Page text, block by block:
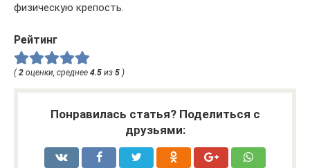
физическую крепость.
Рейтинг
(2 оценки, среднее 4.5 из 5 )
Понравилась статья? Поделиться с
друзьями: